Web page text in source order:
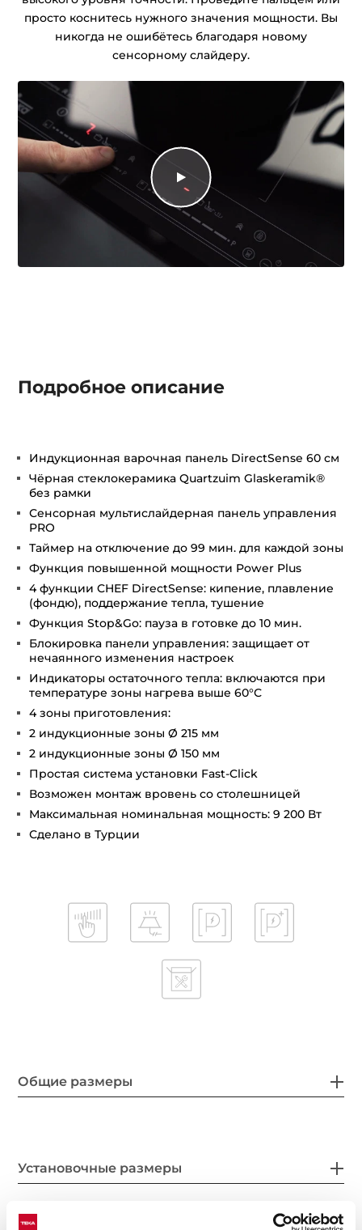
просто коснитесь нужного значения мощности. Вы
никогда не ошибётесь благодаря новому
сенсорному слайдеру.
Подробное описание
Индукционная варочная панель DirectSense 60 см
Чёрная стеклокерамика Quartzuim Glaskeramik®
без рамки
Сенсорная мультислайдерная панель управления
PRO
Таймер на отключение до 99 мин. для каждой зоны
Функция повышенной мощности Power Plus
4 функции CHEF DirectSense: кипение, плавление
(фондю), поддержание тепла, тушение
Функция Stop&Go: пауза в готовке до 10 мин.
Блокировка панели управления: защищает от
нечаянного изменения настроек
Индикаторы остаточного тепла: включаются при
температуре зоны нагрева выше 60°С
4 зоны приготовления:
2 индукционные зоны Ø 215 мм
2 индукционные зоны Ø 150 мм
Простая система установки Fast-Click
Возможен монтаж вровень со столешницей
Максимальная номинальная мощность: 9 200 Вт
Сделано в Турции
Общие размеры
Установочные размеры